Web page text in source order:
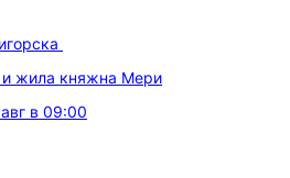
и жила княжна Мери
в 09:00